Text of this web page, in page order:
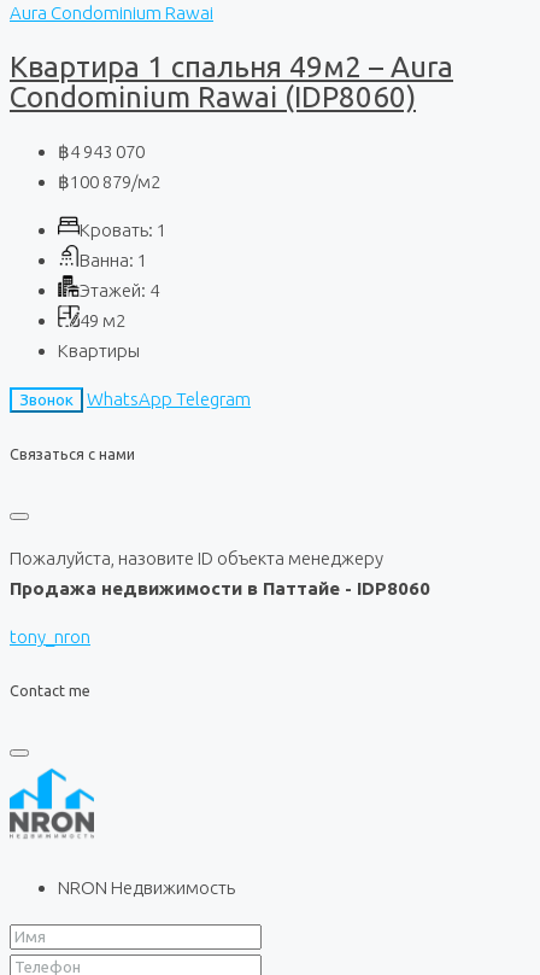
Aura Condominium Rawai
Квартира 1 спальня 49м2 – Aura
Condominium Rawai (IDP8060)
฿4 943 070
฿100 879/м2
Кровать: 1
Ванна: 1
Этажей: 4
49 м2
Квартиры
Звонок WhatsApp Telegram
Связаться с нами
Пожалуйста, назовите ID объекта менеджеру
Продажа недвижимости в Паттайе - IDP8060
tony_nron
Contact me
NRON Недвижимость